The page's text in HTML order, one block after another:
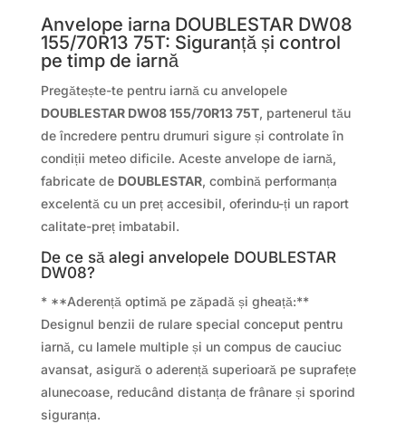
Anvelope iarna DOUBLESTAR DW08
155/70R13 75T: Siguranță și control
pe timp de iarnă
Pregătește-te pentru iarnă cu anvelopele
DOUBLESTAR DW08 155/70R13 75T, partenerul tău
de încredere pentru drumuri sigure și controlate în
condiții meteo dificile. Aceste anvelope de iarnă,
fabricate de DOUBLESTAR, combină performanța
excelentă cu un preț accesibil, oferindu-ți un raport
calitate-preț imbatabil.
De ce să alegi anvelopele DOUBLESTAR
DW08?
* **Aderență optimă pe zăpadă și gheață:**
Designul benzii de rulare special conceput pentru
iarnă, cu lamele multiple și un compus de cauciuc
avansat, asigură o aderență superioară pe suprafețe
alunecoase, reducând distanța de frânare și sporind
siguranța.